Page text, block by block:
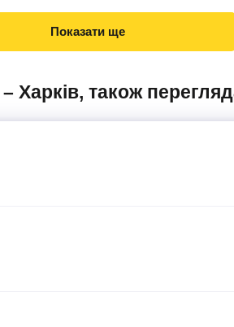
Показати ще
Харків, також